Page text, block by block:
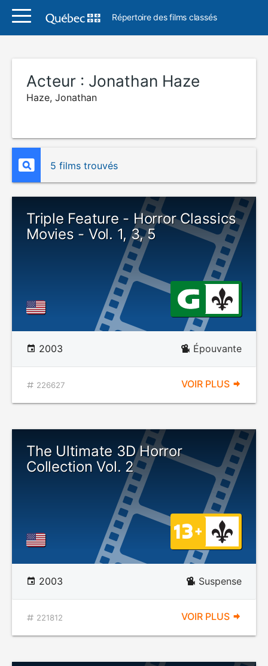
Répertoire des films classés
Acteur : Jonathan Haze
Haze, Jonathan
5 films trouvés
Triple Feature - Horror Classics
Movies - Vol. 1, 3, 5
2003 Épouvante
226627 VOIR PLUS
The Ultimate 3D Horror
Collection Vol. 2
2003 Suspense
221812 VOIR PLUS